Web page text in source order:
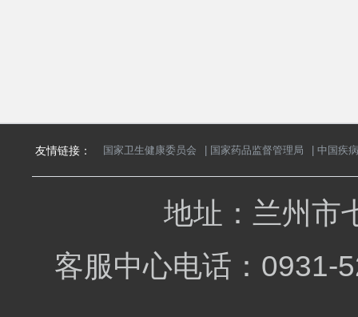
友情链接： 国家卫生健康委员会 国家药品监督管理局 中国疾
地址：兰州市
客服中心电话：0931-